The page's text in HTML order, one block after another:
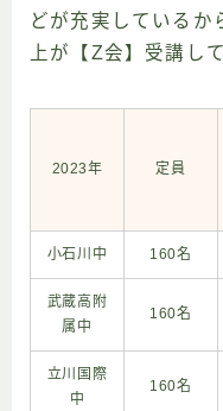
どが充実しているか
上が【Z会】受講し
2023年 定員
小石川中 160名
武蔵高附
属中
160名
立川国際
中
160名